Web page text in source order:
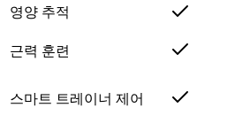
영양 추적
근력 훈련
스마트 트레이너 제어